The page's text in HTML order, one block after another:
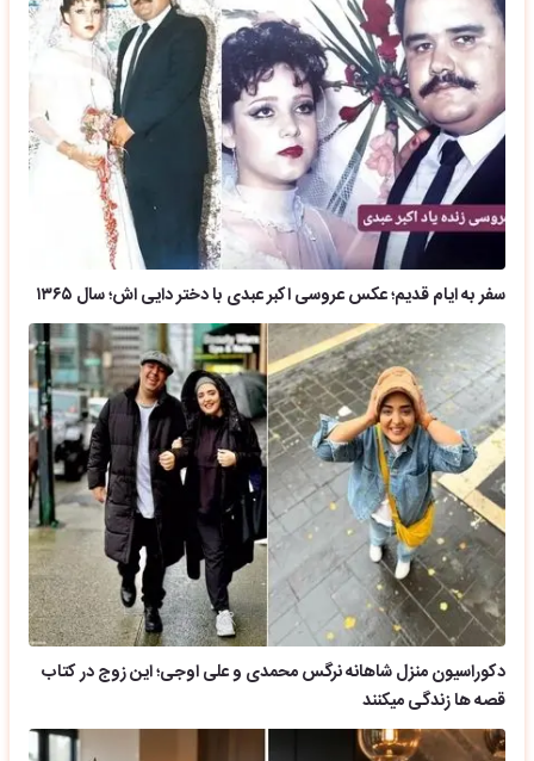
سفر به ایام قدیم؛ عکس عروسی اکبر عبدی با دختر دایی اش؛ سال ۱۳۶۵
دکوراسیون منزل شاهانه نرگس محمدی و علی اوجی؛ این زوج در کتاب
قصه ها زندگی میکنند